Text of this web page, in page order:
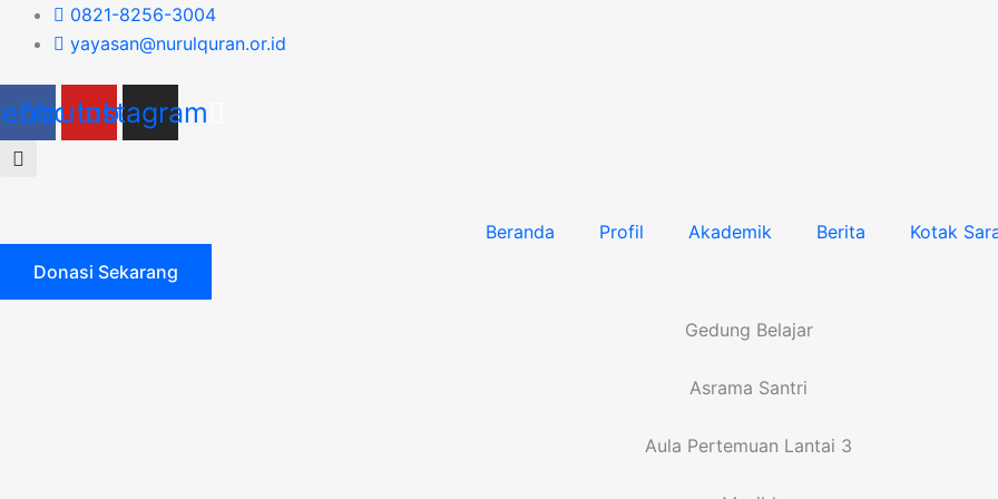
Skip
0821-8256-3004
yayasan@nurulquran.or.id
Youtube
Instagram
Beranda Profil Akademik Berita
Kotak
Donasi Sekarang
Gedung Belajar
Asrama Santri
Aula Pertemuan Lantai 3